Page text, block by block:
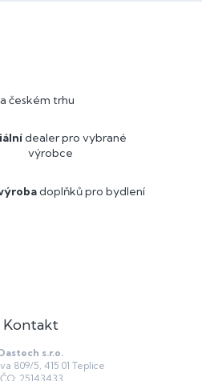
českém trhu
dealer pro vybrané
výrobce
doplňků pro bydlení
Kontakt
s.r.o.
809/5, 415 01 Teplice
25143433